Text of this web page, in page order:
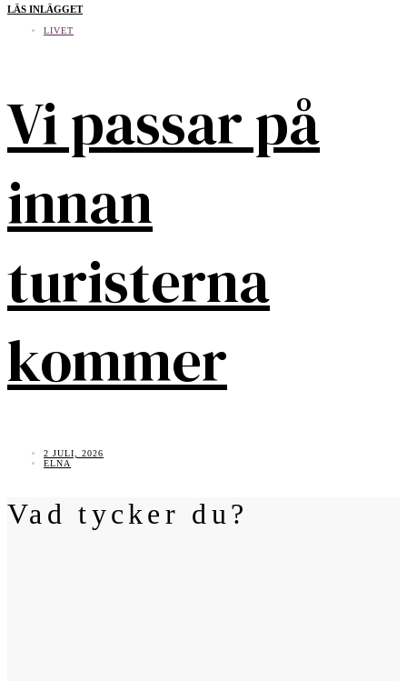
LÄS INLÄGGET
LIVET
Vi passar på
innan
turisterna
kommer
2 JULI, 2026
ELNA
Vad tycker du?